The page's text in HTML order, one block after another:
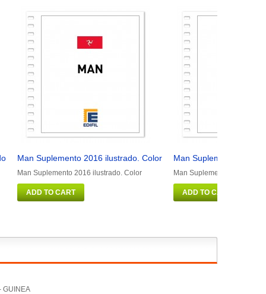
Man Suplemento 2016 ilustrado. Color
Man Suplemento 2016 ilustrado. Color
ADD TO CART
Man Suplemento 2011
Man Suplemento 2011
ADD TO CART
GUINEA